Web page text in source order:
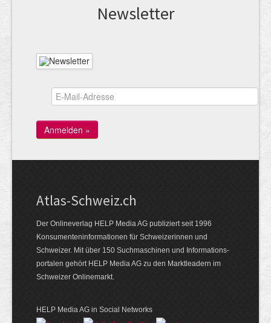
News­letter
Atlas-Schweiz.ch
Der Onlineverlag HELP Media AG publiziert seit 1996
Konsumenten­infor­mationen für Schwei­zerinnen und
Schweizer. Mit über 150 Such­ma­schinen und Infor­mations­
portalen gehört HELP Media AG zu den Markt­leadern im
Schweizer Onlinemarkt.
HELP Media AG in Social Networks